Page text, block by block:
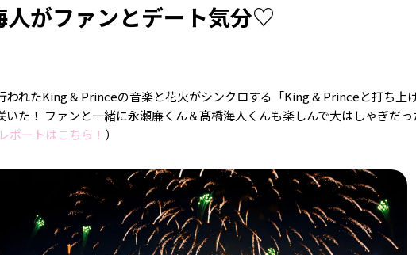
人がファンとデート気分♡
われたKing & Princeの音楽と花火がシンクロする「King & Princeと打ち上げ
いた！ ファンと一緒に永瀬廉くん＆髙橋海人くんも楽しんで大はしゃぎだ
ポートはこちら！ ）